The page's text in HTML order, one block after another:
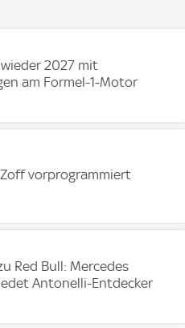
2027 mit
am Formel-1-Motor
vorprogrammiert
Red Bull: Mercedes
Antonelli-Entdecker